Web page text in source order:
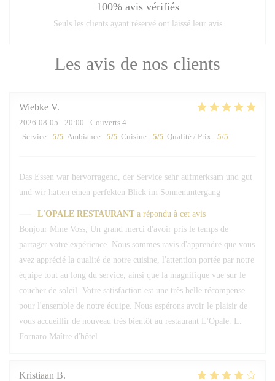
Les avis de nos clients
Wiebke V
2026-08-05 - 20:00 - Couverts 4
Service : 5/5 Ambiance : 5/5 Cuisine : 5/5 Qualité / Prix : 5/5
Das Essen war hervorragend, der Service sehr aufmerksam und gut
und wir hatten einen perfekten Blick im Sonnenuntergang
L'OPALE RESTAURANT a répondu à cet avis
Bonjour Mme Voss, Un grand merci d'avoir pris le temps de
partager votre expérience. Nous sommes ravis d'apprendre que vous
avez apprécié la qualité de notre cuisine, l'attention portée par notre
équipe tout au long du service, ainsi que la magnifique vue sur le
coucher de soleil. Votre satisfaction est une très belle récompense
pour l'ensemble de notre équipe. Nous espérons avoir le plaisir de
vous accueillir de nouveau très bientôt au restaurant L'Opale. L.
Fornaro Maître d'hôtel
Kristiaan B
100% avis vérifiés
Seuls les clients ayant réservé ont laissé leur avis